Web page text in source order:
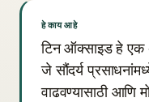
हे काय आहे
टिन ऑक्साइड हे
जे सौंदर्य
वाढवण्यासाठी आणि